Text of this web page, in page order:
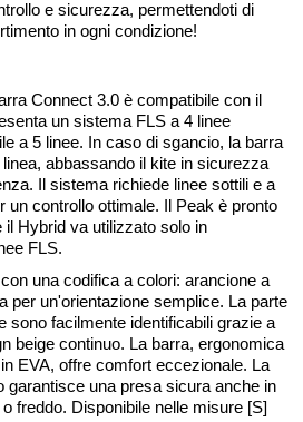
e sicurezza, permettendoti di
in ogni condizione!
Connect 3.0 è compatibile con il
un sistema FLS a 4 linee
a 5 linee. In caso di sgancio, la barra
abbassando il kite in sicurezza
Il sistema richiede linee sottili e a
un controllo ottimale. Il Peak è pronto
il Hybrid va utilizzato solo in
FLS.
una codifica a colori: arancione a
per un'orientazione semplice. La parte
sono facilmente identificabili grazie a
beige continuo. La barra, ergonomica
EVA, offre comfort eccezionale. La
garantisce una presa sicura anche in
freddo. Disponibile nelle misure [S]